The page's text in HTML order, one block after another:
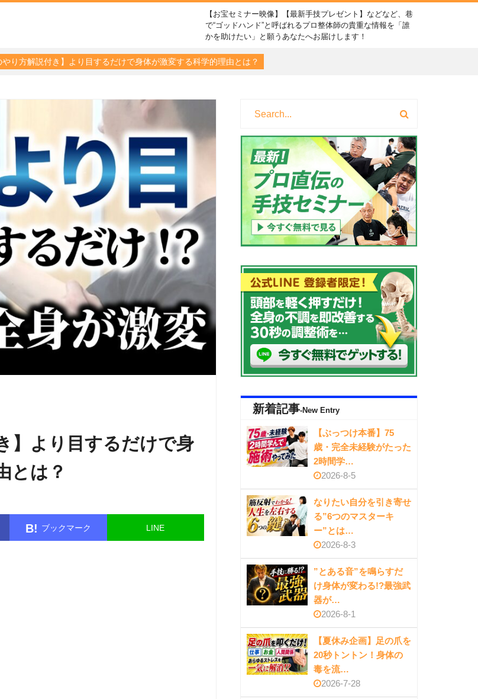
【お宝セミナー映像】【最新手技プレゼント】などなど、巷
で“ゴッドハンド”と呼ばれるプロ整体師の貴重な情報を「誰
かを助けたい」と願うあなたへお届けします！
やり方解説付き】より目するだけで身体が激変する科学的理由とは？
】より目するだけで身
とは？
B! ブックマーク LINE
新着記事-New Entry
【ぶっつけ本番】75
歳・完全未経験がたった
2時間学…
2026-8-5
なりたい自分を引き寄せ
る”6つのマスターキ
ー”とは…
2026-8-3
”とある音”を鳴らすだ
け身体が変わる!?最強武
器が…
2026-8-1
【夏休み企画】足の爪を
20秒トントン！身体の
毒を流…
2026-7-28